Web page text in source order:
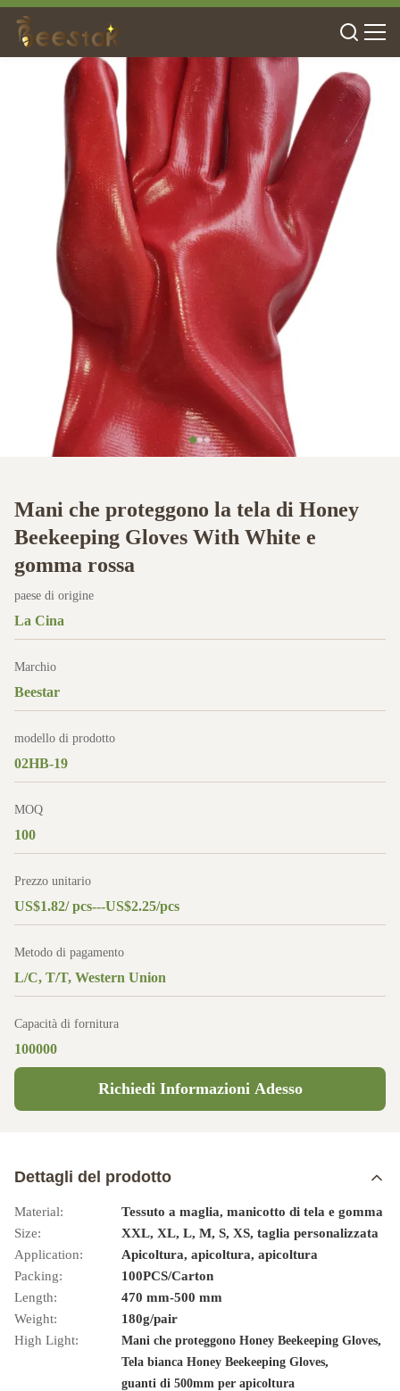
Mani che proteggono la tela di Honey
Beekeeping Gloves With White e
gomma rossa
paese di origine
La Cina
Marchio
Beestar
modello di prodotto
02HB-19
MOQ
100
Prezzo unitario
US$1.82/ pcs---US$2.25/pcs
Metodo di pagamento
L/C, T/T, Western Union
Capacità di fornitura
100000
Richiedi Informazioni Adesso
Dettagli del prodotto
Material:
Tessuto a maglia, manicotto di tela e gomma
Size:
XXL, XL, L, M, S, XS, taglia personalizzata
Application:
Apicoltura, apicoltura, apicoltura
Packing:
100PCS/Carton
Length:
470 mm-500 mm
Weight:
180g/pair
High Light:
Mani che proteggono Honey Beekeeping Gloves,
Tela bianca Honey Beekeeping Gloves,
guanti di 500mm per apicoltura